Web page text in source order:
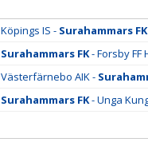
Köpings IS - Surahammars FK
Surahammars FK- Forsby FF
Västerfärnebo AIK -
Surahammars FK- Unga